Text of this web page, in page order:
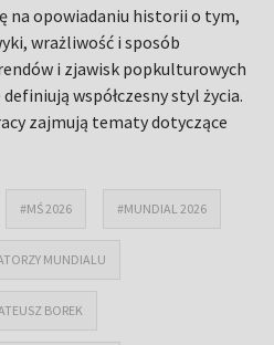
na opowiadaniu historii o tym,
wrażliwość i sposób
i zjawisk popkulturowych
współczesny styl życia.
zajmują tematy dotyczące
#MŚ 2026 #MUNDIAL 2026
MUNDIALU
BOREK